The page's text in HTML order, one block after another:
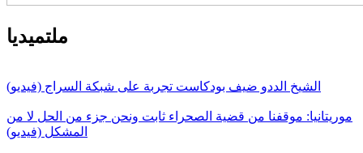
ملتميديا
الشيخ الددو ضيف بودكاست تجربة على شبكة السراج (فيديو)
موريتانيا: موقفنا من قضية الصحراء ثابت ونحن جزء من الحل لا من
المشكل (فيديو)